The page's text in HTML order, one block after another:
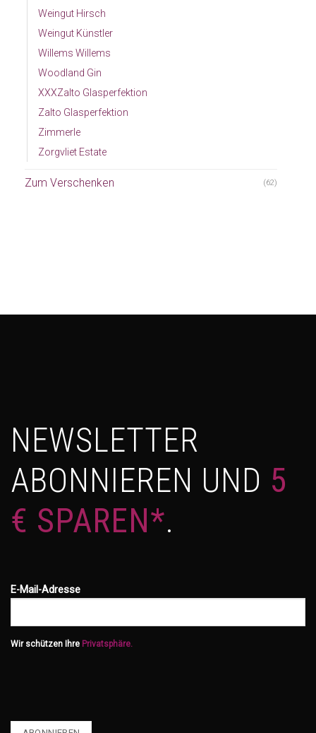
Weingut Hirsch
Weingut Künstler
Willems Willems
Woodland Gin
XXXZalto Glasperfektion
Zalto Glasperfektion
Zimmerle
Zorgvliet Estate
Zum Verschenken (62)
NEWSLETTER
ABONNIEREN UND 5
€ SPAREN*.
E-Mail-Adresse
Wir schützen Ihre Privatsphäre.